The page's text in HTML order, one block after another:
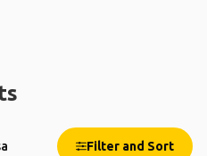
Filter and Sort